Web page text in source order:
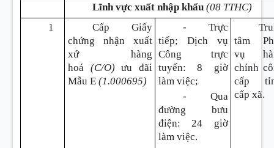
Lĩnh vực xuất nhập khẩu (08 TTHC)
1
Cấp Giấy
chứng nhận xuất
xứ hàng
hoá (C/O)ưu đãi
Mẫu E (1.000695)
- Trực
tiếp; Dịch vụ
Công trực
tuyến: 8 giờ
làm việc;
- Qua
đường bưu
điện: 24 giờ
làm việc.
tâm
vụ
chính
cấp
cấp xã.